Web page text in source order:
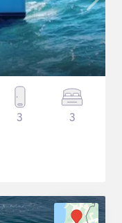
3 3